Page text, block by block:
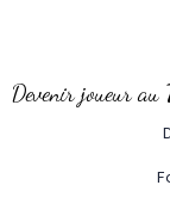
Devenir joueur au